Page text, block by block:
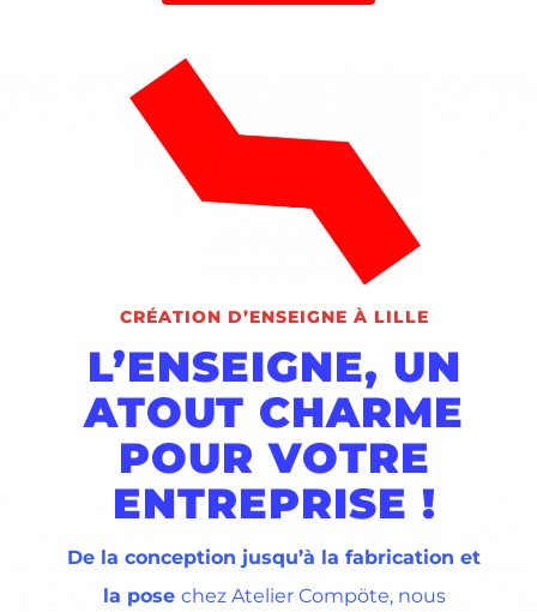
CRÉATION D’ENSEIGNE À LILLE
L’ENSEIGNE, UN
ATOUT CHARME
POUR VOTRE
ENTREPRISE !
De la conception jusqu’à la fabrication et
la pose chez Atelier Compöte, nous